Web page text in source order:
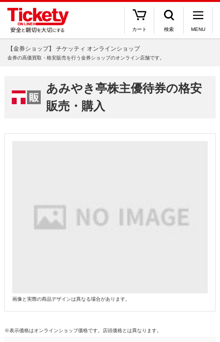
カート 検索 MENU
【金券ショップ】 チケッティ オンラインショップ
金券の高価買取・格安販売を行う金券ショップのオンライン店舗です。
あみやき亭株主優待券の格安
販売・購入
画像と実際の商品デザインは異なる場合があります。
※表示価格はオンラインショップ価格です。店頭価格とは異なります。